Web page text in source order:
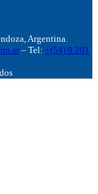
Argentina.
– Tel: +(54) 9 261